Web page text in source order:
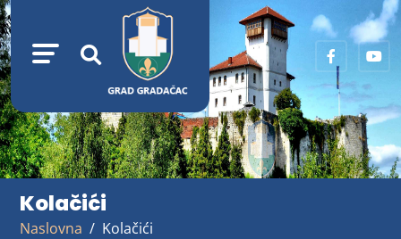
Kolačići
Naslovna Kolačići